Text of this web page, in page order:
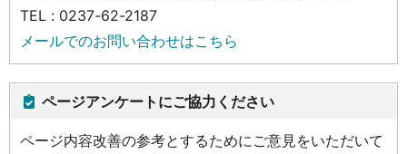
TEL : 0237-62-2187
メールでのお問い合わせはこちら
ページアンケートにご協力ください
ページ内容改善の参考とするためにご意見をいただいて